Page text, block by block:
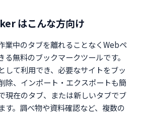
はこんな方向け
中のタブを離れることなくWebペ
る無料のブックマークツールです。
して利用でき、必要なサイトをブッ
除、インポート・エクスポートも簡
現在のタブ、または新しいタブでブ
す。調べ物や資料確認など、複数の